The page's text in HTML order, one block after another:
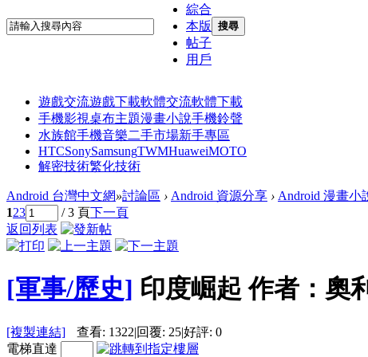
綜合
本版
帖子
用戶
搜尋
遊戲交流遊戲下載軟體交流軟體下載
手機影視桌布主題漫畫小說手機鈴聲
水族館手機音樂二手市場新手專區
HTCSonySamsungTWMHuaweiMOTO
解密技術繁化技術
Android 台灣中文網»討論區 › Android 資源分享 › Android 漫畫小
123 / 3 頁下一頁
返回列表
[軍事/歷史] 印度崛起 作者：奧
[複製連結] 查看: 1322|回覆: 25|好評: 0
電梯直達